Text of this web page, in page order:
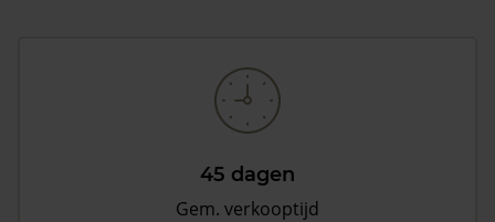
45 dagen
Gem. verkooptijd